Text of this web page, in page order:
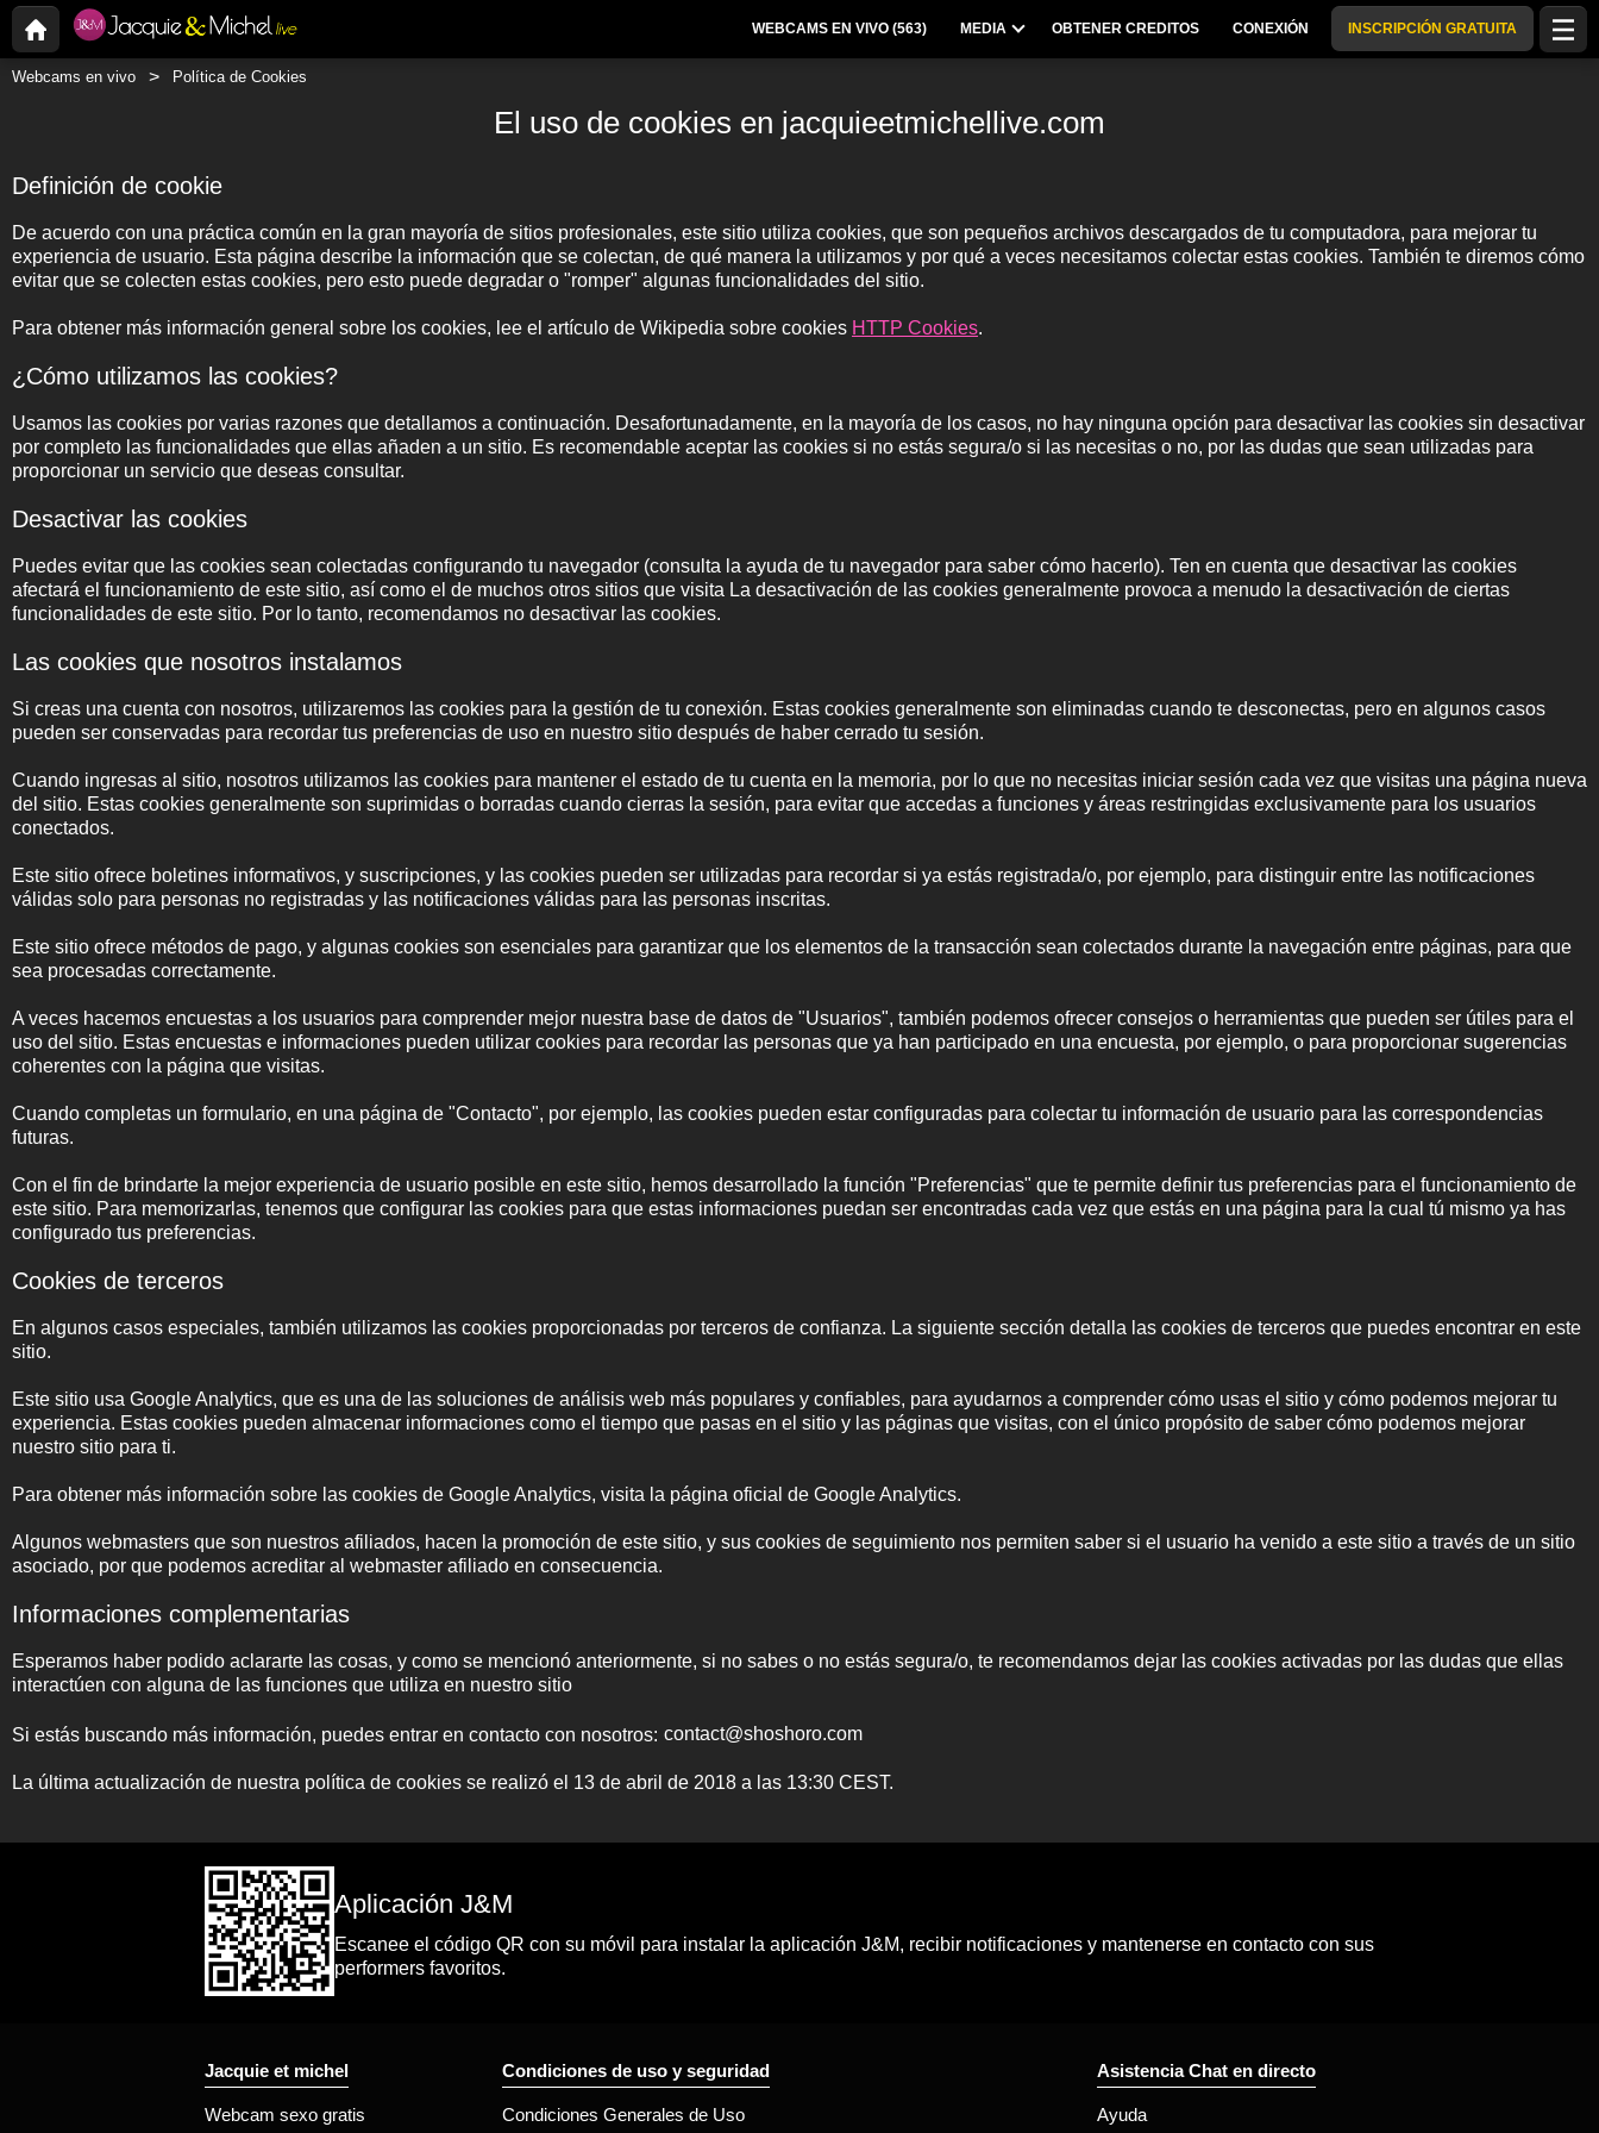
WEBCAMS EN VIVO (563) MEDIA OBTENER CREDITOS CONEXIÓN INSCRIPCIÓN GRATUITA
Webcams en vivo Política de Cookies
El uso de cookies en jacquieetmichellive.com
Definición de cookie
De acuerdo con una práctica común en la gran mayoría de sitios profesionales, este sitio utiliza cookies, que son pequeños archivos descargados de tu computadora, para mejorar tu
experiencia de usuario. Esta página describe la información que se colectan, de qué manera la utilizamos y por qué a veces necesitamos colectar estas cookies. También te diremos cómo
evitar que se colecten estas cookies, pero esto puede degradar o "romper" algunas funcionalidades del sitio.
Para obtener más información general sobre los cookies, lee el artículo de Wikipedia sobre cookies HTTP Cookies.
¿Cómo utilizamos las cookies?
Usamos las cookies por varias razones que detallamos a continuación. Desafortunadamente, en la mayoría de los casos, no hay ninguna opción para desactivar las cookies sin desactivar
por completo las funcionalidades que ellas añaden a un sitio. Es recomendable aceptar las cookies si no estás segura/o si las necesitas o no, por las dudas que sean utilizadas para
proporcionar un servicio que deseas consultar.
Desactivar las cookies
Puedes evitar que las cookies sean colectadas configurando tu navegador (consulta la ayuda de tu navegador para saber cómo hacerlo). Ten en cuenta que desactivar las cookies
afectará el funcionamiento de este sitio, así como el de muchos otros sitios que visita La desactivación de las cookies generalmente provoca a menudo la desactivación de ciertas
funcionalidades de este sitio. Por lo tanto, recomendamos no desactivar las cookies.
Las cookies que nosotros instalamos
Si creas una cuenta con nosotros, utilizaremos las cookies para la gestión de tu conexión. Estas cookies generalmente son eliminadas cuando te desconectas, pero en algunos casos
pueden ser conservadas para recordar tus preferencias de uso en nuestro sitio después de haber cerrado tu sesión.
Cuando ingresas al sitio, nosotros utilizamos las cookies para mantener el estado de tu cuenta en la memoria, por lo que no necesitas iniciar sesión cada vez que visitas una página nueva
del sitio. Estas cookies generalmente son suprimidas o borradas cuando cierras la sesión, para evitar que accedas a funciones y áreas restringidas exclusivamente para los usuarios
conectados.
Este sitio ofrece boletines informativos, y suscripciones, y las cookies pueden ser utilizadas para recordar si ya estás registrada/o, por ejemplo, para distinguir entre las notificaciones
válidas solo para personas no registradas y las notificaciones válidas para las personas inscritas.
Este sitio ofrece métodos de pago, y algunas cookies son esenciales para garantizar que los elementos de la transacción sean colectados durante la navegación entre páginas, para que
sea procesadas correctamente.
A veces hacemos encuestas a los usuarios para comprender mejor nuestra base de datos de "Usuarios", también podemos ofrecer consejos o herramientas que pueden ser útiles para el
uso del sitio. Estas encuestas e informaciones pueden utilizar cookies para recordar las personas que ya han participado en una encuesta, por ejemplo, o para proporcionar sugerencias
coherentes con la página que visitas.
Cuando completas un formulario, en una página de "Contacto", por ejemplo, las cookies pueden estar configuradas para colectar tu información de usuario para las correspondencias
futuras.
Con el fin de brindarte la mejor experiencia de usuario posible en este sitio, hemos desarrollado la función "Preferencias" que te permite definir tus preferencias para el funcionamiento de
este sitio. Para memorizarlas, tenemos que configurar las cookies para que estas informaciones puedan ser encontradas cada vez que estás en una página para la cual tú mismo ya has
configurado tus preferencias.
Cookies de terceros
En algunos casos especiales, también utilizamos las cookies proporcionadas por terceros de confianza. La siguiente sección detalla las cookies de terceros que puedes encontrar en este
sitio.
Este sitio usa Google Analytics, que es una de las soluciones de análisis web más populares y confiables, para ayudarnos a comprender cómo usas el sitio y cómo podemos mejorar tu
experiencia. Estas cookies pueden almacenar informaciones como el tiempo que pasas en el sitio y las páginas que visitas, con el único propósito de saber cómo podemos mejorar
nuestro sitio para ti.
Para obtener más información sobre las cookies de Google Analytics, visita la página oficial de Google Analytics.
Algunos webmasters que son nuestros afiliados, hacen la promoción de este sitio, y sus cookies de seguimiento nos permiten saber si el usuario ha venido a este sitio a través de un sitio
asociado, por que podemos acreditar al webmaster afiliado en consecuencia.
Informaciones complementarias
Esperamos haber podido aclararte las cosas, y como se mencionó anteriormente, si no sabes o no estás segura/o, te recomendamos dejar las cookies activadas por las dudas que ellas
interactúen con alguna de las funciones que utiliza en nuestro sitio
Si estás buscando más información, puedes entrar en contacto con nosotros:
La última actualización de nuestra política de cookies se realizó el 13 de abril de 2018 a las 13:30 CEST.
Aplicación J&M
Escanee el código QR con su móvil para instalar la aplicación J&M, recibir notificaciones y mantenerse en contacto con sus
performers favoritos.
Jacquie et michel
Webcam sexo gratis
Condiciones de uso y seguridad
Condiciones Generales de Uso
Asistencia Chat en directo
Ayuda